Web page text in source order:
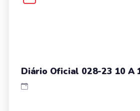
Diário Oficial 028-23 10 A